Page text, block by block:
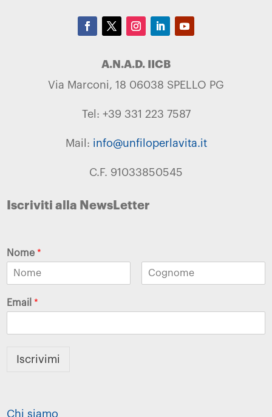
A.N.A.D. IICB
Via Marconi, 18 06038 SPELLO PG
Tel: +39 331 223 7587
Mail: info@unfiloperlavita.it
C.F. 91033850545
Iscriviti alla NewsLetter
Nome*
Email*
Iscrivimi
Chi siamo